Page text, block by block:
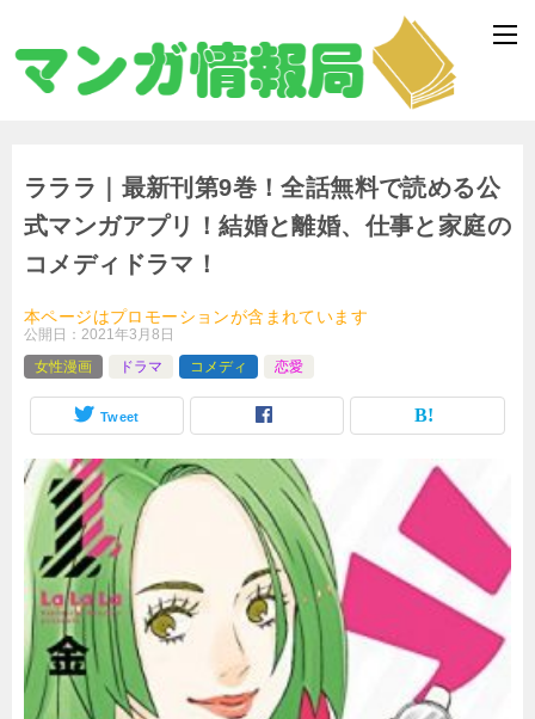
ラララ｜最新刊第9巻！全話無料で読める公
式マンガアプリ！結婚と離婚、仕事と家庭の
コメディドラマ！
本ページはプロモーションが含まれています
公開日： 2021年3月8日
女性漫画
ドラマ コメディ 恋愛
Tweet